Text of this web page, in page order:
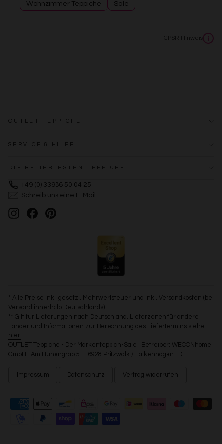
Wohnzimmer Teppiche Sale
GPSR Hinweis i
OUTLET TEPPICHE
SERVICE & HILFE
DIE BELIEBTESTEN TEPPICHE
+49 (0) 33986 50 04 25
Schreib uns eine E-Mail
InstagramFacebookPinterest
* Alle Preise inkl. gesetzl. Mehrwertsteuer und inkl. Versandkosten (bei
Versand innerhalb Deutschlands).
** Gilt für Lieferungen nach Deutschland. Lieferzeiten für andere
Länder und Informationen zur Berechnung des Liefertermins siehe
hier.
OUTLET Teppiche - Der Markenteppich-Sale · Betreiber: WECONhome
GmbH · Am Hünengrab 5 · 16928 Pritzwalk / Falkenhagen · DE
Impressum Datenschutz Vertrag widerrufen
Erstellung von Profilen zur Personalisierung von Inhalten